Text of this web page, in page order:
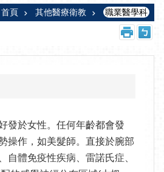
首頁 其他醫療衛教 職業醫學科
發於女性。任何年齡都會發
操作，如美髮師。直接於腕部
體免疫性疾病、雷諾氏症、